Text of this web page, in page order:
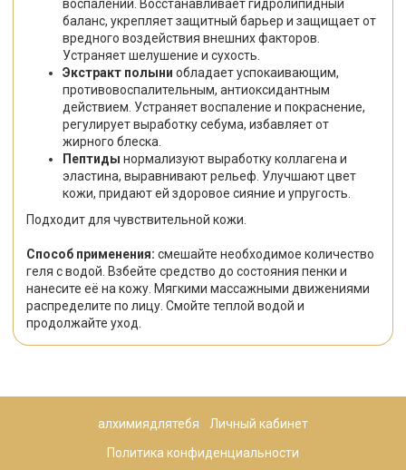
воспалений. Восстанавливает гидролипидный
баланс, укрепляет защитный барьер и защищает от
вредного воздействия внешних факторов.
Устраняет шелушение и сухость.
Экстракт полыни обладает успокаивающим,
противовоспалительным, антиоксидантным
действием. Устраняет воспаление и покраснение,
регулирует выработку себума, избавляет от
жирного блеска.
Пептиды нормализуют выработку коллагена и
эластина, выравнивают рельеф. Улучшают цвет
кожи, придают ей здоровое сияние и упругость.
Подходит для чувствительной кожи.
Способ применения: смешайте необходимое количество
геля с водой. Взбейте средство до состояния пенки и
нанесите её на кожу. Мягкими массажными движениями
распределите по лицу. Смойте теплой водой и
продолжайте уход.
алхимиядлятебя Личный кабинет
Политика конфиденциальности